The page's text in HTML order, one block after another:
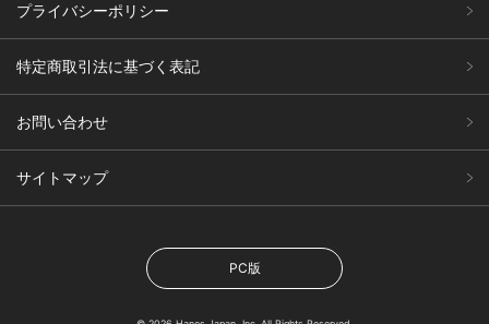
プライバシーポリシー
特定商取引法に基づく表記
お問い合わせ
サイトマップ
PC版